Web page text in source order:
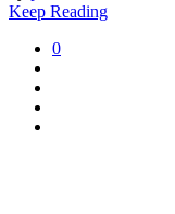
Keep Reading
0